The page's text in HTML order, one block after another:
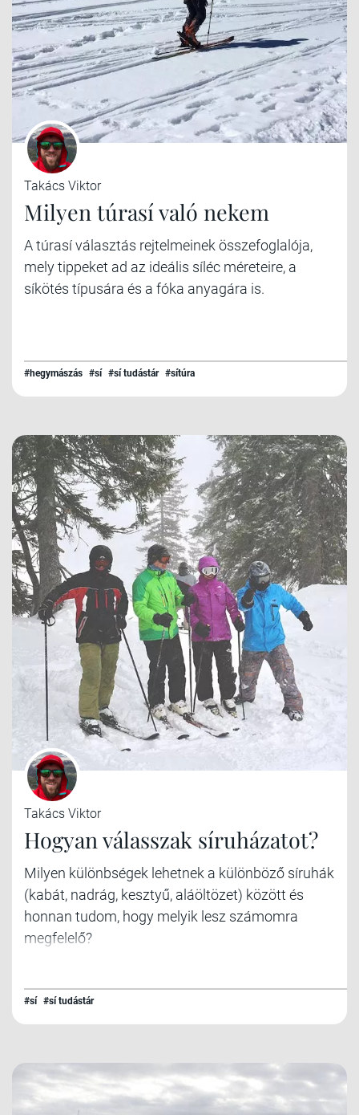
Takács Viktor
Milyen túrasí való nekem
A túrasí választás rejtelmeinek összefoglalója,
mely tippeket ad az ideális síléc méreteire, a
síkötés típusára és a fóka anyagára is.
#hegymászás #sí #sí tudástár #sítúra
Takács Viktor
Hogyan válasszak síruházatot?
Milyen különbségek lehetnek a különböző síruhák
(kabát, nadrág, kesztyű, aláöltözet) között és
honnan tudom, hogy melyik lesz számomra
megfelelő?
#sí #sí tudástár